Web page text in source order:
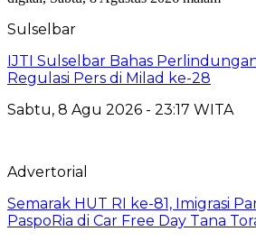
Sulselbar
IJTI Sulselbar Bahas
Regulasi Pers di Milad ke-28
Sabtu, 8 Agu 2026 - 23:17 WITA
Advertorial
Semarak HUT RI ke-81, Imigrasi
PaspoRia di Car Free Day Tana